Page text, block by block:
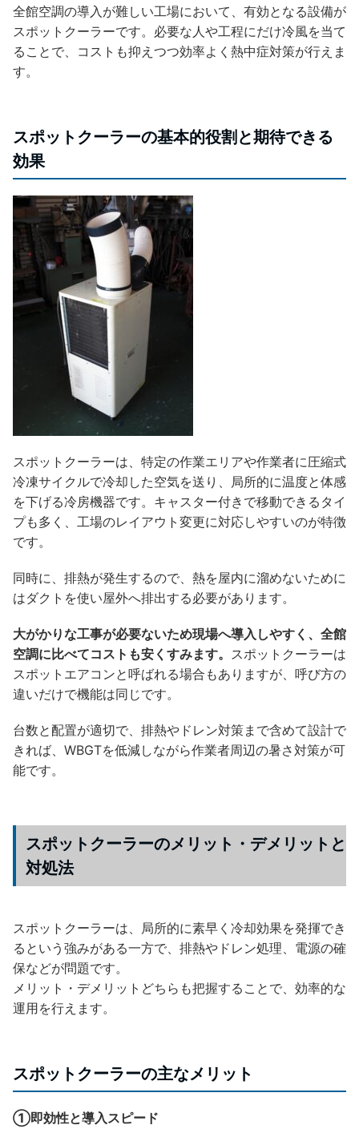
全館空調の導入が難しい工場において、有効となる設備が
スポットクーラーです。必要な人や工程にだけ冷風を当て
ることで、コストも抑えつつ効率よく熱中症対策が行えま
す。
スポットクーラーの基本的役割と期待できる
効果
スポットクーラーは、特定の作業エリアや作業者に圧縮式
冷凍サイクルで冷却した空気を送り、局所的に温度と体感
を下げる冷房機器です。キャスター付きで移動できるタイ
プも多く、工場のレイアウト変更に対応しやすいのが特徴
です。
同時に、排熱が発生するので、熱を屋内に溜めないために
はダクトを使い屋外へ排出する必要があります。
大がかりな工事が必要ないため現場へ導入しやすく、全館
空調に比べてコストも安くすみます。 スポットクーラーは
スポットエアコンと呼ばれる場合もありますが、呼び方の
違いだけで機能は同じです。
台数と配置が適切で、排熱やドレン対策まで含めて設計で
きれば、WBGTを低減しながら作業者周辺の暑さ対策が可
能です。
スポットクーラーのメリット・デメリットと
対処法
スポットクーラーは、局所的に素早く冷却効果を発揮でき
るという強みがある一方で、排熱やドレン処理、電源の確
保などが問題です。
メリット・デメリットどちらも把握することで、効率的な
運用を行えます。
スポットクーラーの主なメリット
①即効性と導入スピード